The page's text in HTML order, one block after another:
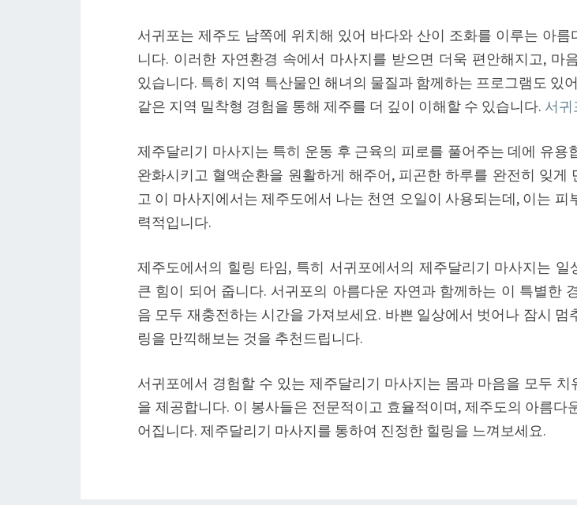
서귀포는 제주도 남쪽에 위치해 있어 바다와 산이 조화를 이루는 아
니다. 이러한 자연환경 속에서 마사지를 받으면 더욱 편안해지고, 마
있습니다. 특히 지역 특산물인 해녀의 물질과 함께하는 프로그램도 있
같은 지역 밀착형 경험을 통해 제주를 더 깊이 이해할 수 있습니다. 서
제주달리기 마사지는 특히 운동 후 근육의 피로를 풀어주는 데에 유용
완화시키고 혈액순환을 원활하게 해주어, 피곤한 하루를 완전히 잊게
고 이 마사지에서는 제주도에서 나는 천연 오일이 사용되는데, 이는 피
력적입니다.
제주도에서의 힐링 타임, 특히 서귀포에서의 제주달리기 마사지는 일
큰 힘이 되어 줍니다. 서귀포의 아름다운 자연과 함께하는 이 특별한
음 모두 재충전하는 시간을 가져보세요. 바쁜 일상에서 벗어나 잠시 멈
링을 만끽해보는 것을 추천드립니다.
서귀포에서 경험할 수 있는 제주달리기 마사지는 몸과 마음을 모두 치
을 제공합니다. 이 봉사들은 전문적이고 효율적이며, 제주도의 아름다
어집니다. 제주달리기 마사지를 통하여 진정한 힐링을 느껴보세요.